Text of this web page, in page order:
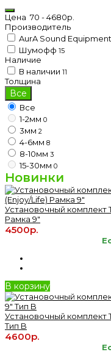
Цена 70 -4680р.
Производитель
AurA Sound Equipment
Шумофф 15
Наличие
В наличии 11
Толщина
Все
Все
1-2мм 0
3мм 2
4-6мм 8
8-10мм 3
15-30мм 0
Новинки
Установочный комплект
Рамка 9"
4500р.
В корзину
Установочный комплект
Тип B
4600р.